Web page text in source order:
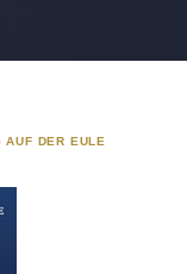
AUF DER EULE